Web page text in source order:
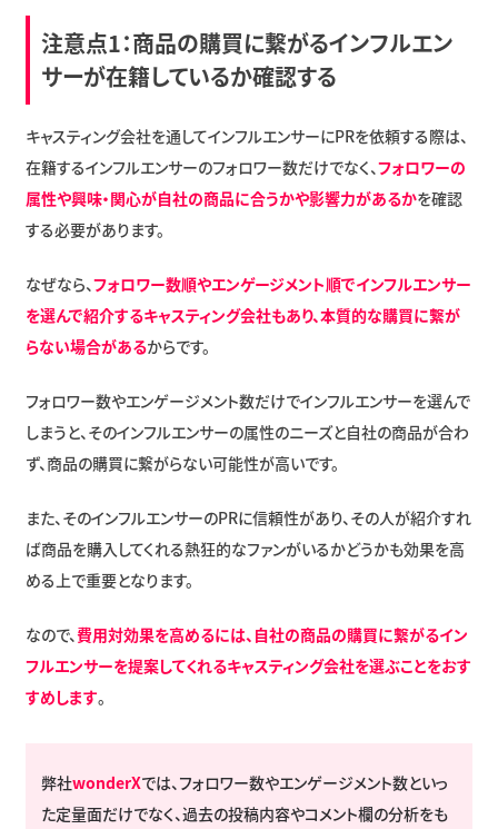
注意点1：商品の購買に繋がるインフルエン
サーが在籍しているか確認する
キャスティング会社を通してインフルエンサーにPRを依頼する際は、
在籍するインフルエンサーのフォロワー数だけでなく、フォロワーの
属性や興味・関心が自社の商品に合うかや影響力があるかを確認
する必要があります。
なぜなら、フォロワー数順やエンゲージメント順でインフルエンサー
を選んで紹介するキャスティング会社もあり、本質的な購買に繋が
らない場合があるからです。
フォロワー数やエンゲージメント数だけでインフルエンサーを選んで
しまうと、そのインフルエンサーの属性のニーズと自社の商品が合わ
ず、商品の購買に繋がらない可能性が高いです。
また、そのインフルエンサーのPRに信頼性があり、その人が紹介すれ
ば商品を購入してくれる熱狂的なファンがいるかどうかも効果を高
める上で重要となります。
なので、費用対効果を高めるには、自社の商品の購買に繋がるイン
フルエンサーを提案してくれるキャスティング会社を選ぶことをおす
すめします。
弊社wonderXでは、フォロワー数やエンゲージメント数といっ
た定量面だけでなく、過去の投稿内容やコメント欄の分析をも